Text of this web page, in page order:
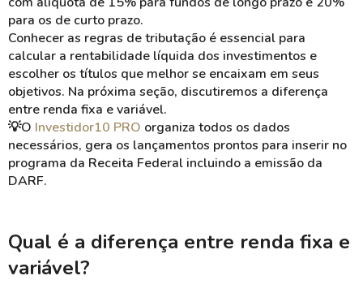
para os de curto prazo.
Conhecer as regras de tributação é essencial para
calcular a rentabilidade líquida dos investimentos e
escolher os títulos que melhor se encaixam em seus
objetivos. Na próxima seção, discutiremos a diferença
entre renda fixa e variável.
💡O Investidor10 PRO organiza todos os dados
necessários, gera os lançamentos prontos para inserir no
programa da Receita Federal incluindo a emissão da
DARF.
Qual é a diferença entre renda fixa e
variável?